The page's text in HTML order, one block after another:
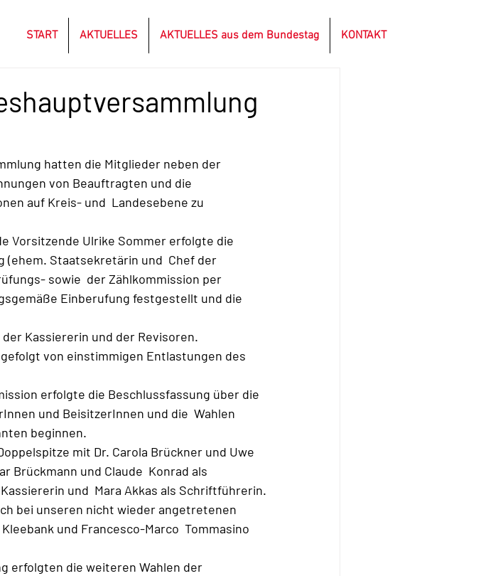
START AKTUELLES AKTUELLES aus dem Bundestag KONTAKT
hatten die Mitglieder neben der
von Beauftragten und die
auf Kreis- und  Landesebene zu
Vorsitzende Ulrike Sommer erfolgte die
(ehem. Staatsekretärin und  Chef der
sowie  der Zählkommission per
Einberufung festgestellt und die
Kassiererin und der Revisoren.
von einstimmigen Entlastungen des
erfolgte die Beschlussfassung über die
und BeisitzerInnen und die  Wahlen
beginnen.
mit Dr. Carola Brückner und Uwe
Brückmann und Claude  Konrad als
und  Mara Akkas als Schriftführerin.
bei unseren nicht wieder angetretenen
und Francesco-Marco  Tommasino
erfolgten die weiteren Wahlen der